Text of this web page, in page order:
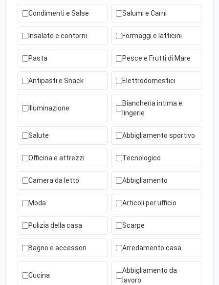
Condimenti e Salse Salumi e Carni
Insalate e contorni Formaggi e latticini
Pasta Pesce e Frutti di Mare
Antipasti e Snack Elettrodomestici
Illuminazione
Biancheria intima e
lingerie
Salute Abbigliamento sportivo
Officina e attrezzi Tecnologico
Camera da letto Abbigliamento
Moda Articoli per ufficio
Pulizia della casa Scarpe
Bagno e accessori Arredamento casa
Cucina
Abbigliamento da
lavoro